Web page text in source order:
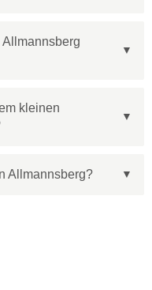
Allmannsberg
kleinen
Allmannsberg?